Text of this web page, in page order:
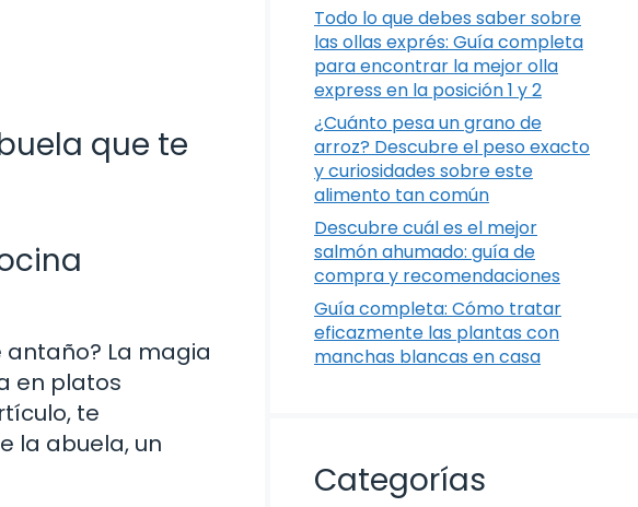
que te
La magia
en platos
te
la abuela, un
Todo lo que debes saber sobre
las ollas exprés: Guía completa
para encontrar la mejor olla
express en la posición 1 y 2
¿Cuánto pesa un grano de
arroz? Descubre el peso exacto
y curiosidades sobre este
alimento tan común
Descubre cuál es el mejor
salmón ahumado: guía de
compra y recomendaciones
Guía completa: Cómo tratar
eficazmente las plantas con
manchas blancas en casa
Categorías